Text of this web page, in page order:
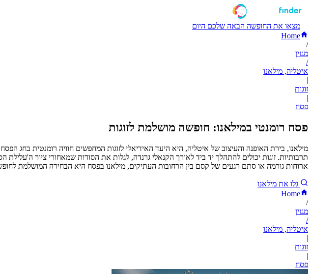
מצאו את החופשה הבאה שלכם היום
Home
/
מגזין
/
איטליה, מילאנו
|
זוגות
|
פסח
פסח רומנטי במילאנו: חופשה מושלמת לזוגות
מילאנו, בירת האופנה והעיצוב של איטליה, היא היעד האידיאלי לזוגות המחפשים חוויה רומנטית בחג
תרבותיות. זוגות יכולים להתהלך יד ביד לאורך הקנאלי גרנדה, לגלות את הסודות שמאחורי ציור
ארוחות גורמה או סתם רגעים של קסם בין הרחובות העתיקים, מילאנו בפסח היא הבחירה המושלמת
גלו את מילאנו
Home
/
מגזין
/
איטליה, מילאנו
|
זוגות
|
פסח